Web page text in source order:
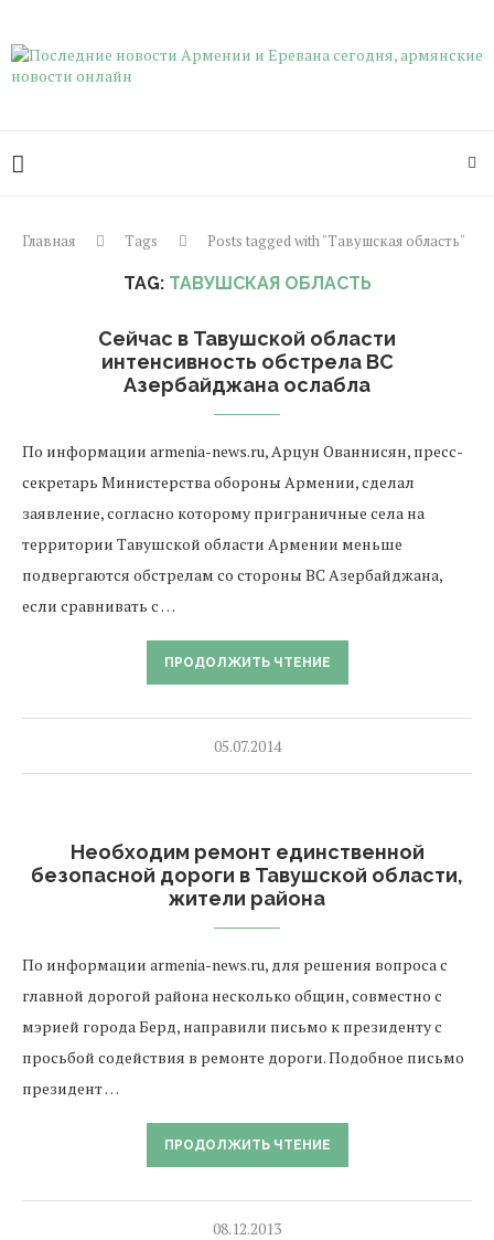
Главная Tags Posts tagged with "Тавушская область"
TAG: ТАВУШСКАЯ ОБЛАСТЬ
Сейчас в Тавушской области
интенсивность обстрела ВС
Азербайджана ослабла
По информации armenia-news.ru, Арцун Ованнисян, пресс-
секретарь Министерства обороны Армении, сделал
заявление, согласно которому приграничные села на
территории Тавушской области Армении меньше
подвергаются обстрелам со стороны ВС Азербайджана,
если сравнивать с …
ПРОДОЛЖИТЬ ЧТЕНИЕ
05.07.2014
Необходим ремонт единственной
безопасной дороги в Тавушской области,
жители района
По информации armenia-news.ru, для решения вопроса с
главной дорогой района несколько общин, совместно с
мэрией города Берд, направили письмо к президенту с
просьбой содействия в ремонте дороги. Подобное письмо
президент …
ПРОДОЛЖИТЬ ЧТЕНИЕ
08.12.2013